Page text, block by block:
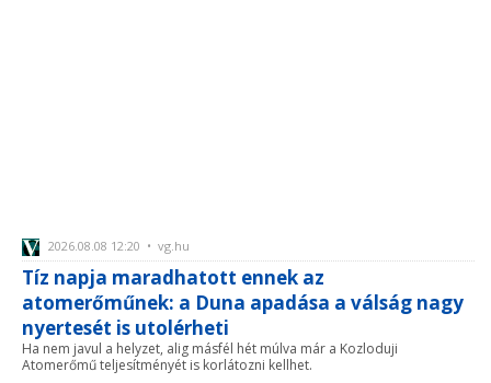
2026.08.08 12:20 • vg.hu
Tíz napja maradhatott ennek az
atomerőműnek: a Duna apadása a válság nagy
nyertesét is utolérheti
Ha nem javul a helyzet, alig másfél hét múlva már a Kozloduji
Atomerőmű teljesítményét is korlátozni kellhet.